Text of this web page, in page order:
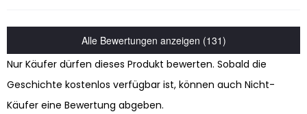
Alle Bewertungen anzeigen (131)
Nur Käufer dürfen dieses Produkt bewerten. Sobald die
Geschichte kostenlos verfügbar ist, können auch Nicht-
Käufer eine Bewertung abgeben.